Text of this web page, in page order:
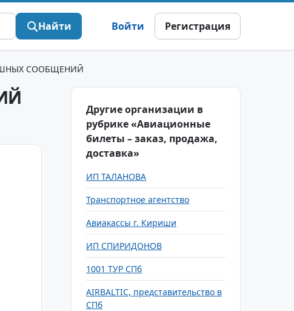
Найти Войти Регистрация
СООБЩЕНИЙ
Другие организации в
рубрике «Авиационные
билеты – заказ, продажа,
доставка»
ИП ТАЛАНОВА
Транспортное агентство
Авиакассы г. Кириши
ИП СПИРИДОНОВ
1001 ТУР СПб
AIRBALTIC, представительство в
СПб